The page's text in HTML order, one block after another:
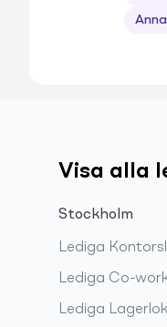
Visa alla
Stockholm
Lediga
Lediga Co-
Lediga